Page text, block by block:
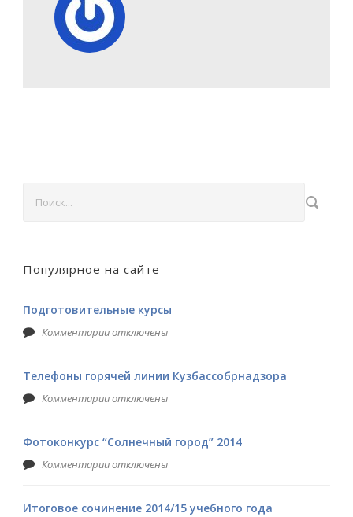
Популярное на сайте
Подготовительные курсы
Комментарии отключены
Телефоны горячей линии Кузбассобрнадзора
Комментарии отключены
Фотоконкурс “Солнечный город” 2014
Комментарии отключены
Итоговое сочинение 2014/15 учебного года